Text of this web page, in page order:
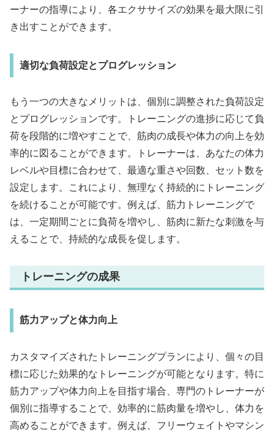
ーナーの指導により、各エクササイズの効果を最大限に引
き出すことができます。
適切な負荷設定とプログレッション
もう一つの大きなメリットは、個別に調整された負荷設定
とプログレッションです。トレーニングの進捗に応じて負
荷を段階的に増やすことで、筋肉の成長や体力の向上を効
率的に図ることができます。トレーナーは、あなたの体力
レベルや目標に合わせて、最適な重さや回数、セット数を
設定します。これにより、無理なく持続的にトレーニング
を続けることが可能です。例えば、筋力トレーニングで
は、一定期間ごとに負荷を増やし、筋肉に新たな刺激を与
えることで、持続的な成長を促します。
トレーニングの成果
筋力アップと体力向上
カスタマイズされたトレーニングプランにより、個々の目
標に応じた効果的なトレーニングが可能となります。特に
筋力アップや体力向上を目指す場合、専門のトレーナーが
個別に指導することで、効率的に筋肉量を増やし、体力を
高めることができます。例えば、フリーウェイトやマシン